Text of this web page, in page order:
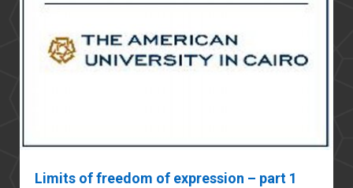
Limits of freedom of expression – part 1